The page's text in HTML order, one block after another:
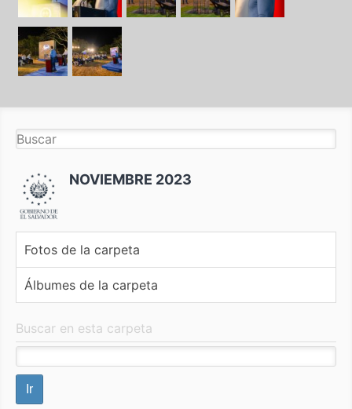
NOVIEMBRE 2023
Fotos de la carpeta
Álbumes de la carpeta
Buscar en esta carpeta